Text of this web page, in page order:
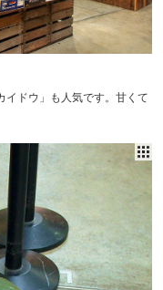
ドウ」も人気です。甘くて